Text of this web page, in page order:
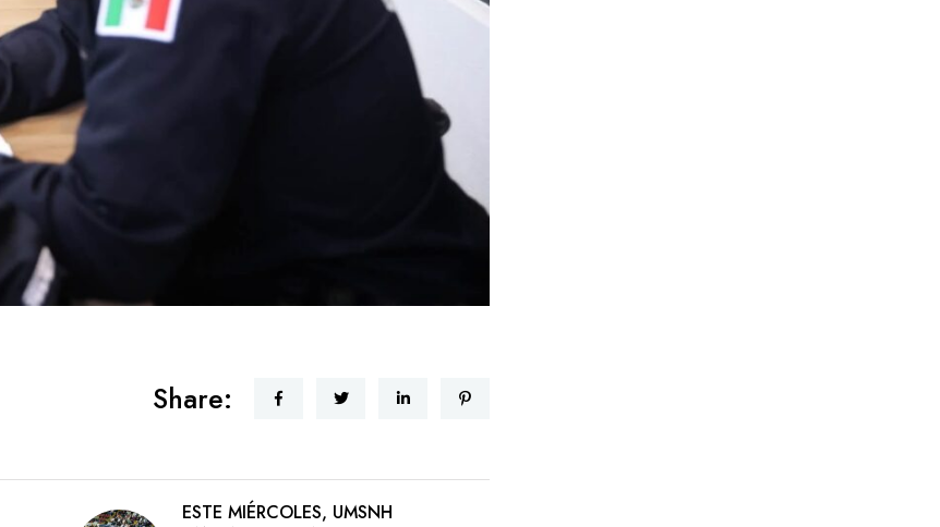
Share:
ESTE MIÉRCOLES, UMSNH